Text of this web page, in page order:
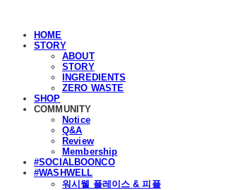
HOME
STORY
ABOUT
STORY
INGREDIENTS
ZERO WASTE
SHOP
COMMUNITY
Notice
Q&A
Review
Membership
#SOCIALBOONCO
#WASHWELL
워시웰 플레이스 & 피플